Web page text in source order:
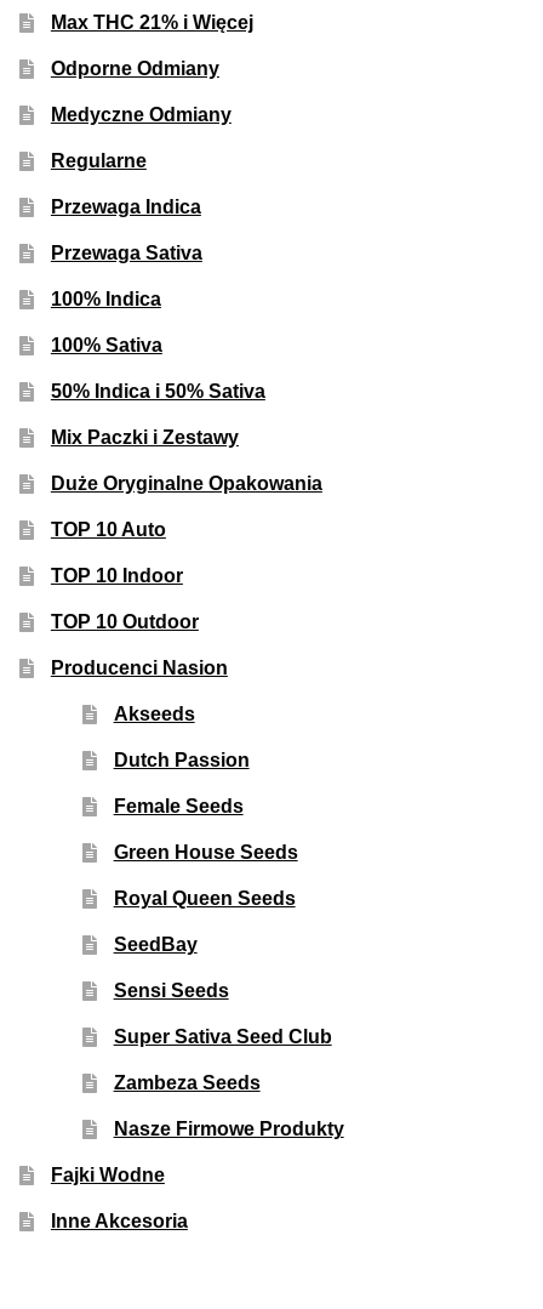
TOP 10 Outdoor
Fajki Wodne
Inne Akcesoria
Informacje
Blog
PROMOCJA 500 Plus
Harmonogram Outdoor
Formy i Koszt Wysyłki
Odbiór Osobisty
Max THC 21% i Więcej
Odporne Odmiany
Medyczne Odmiany
Regularne
Przewaga Indica
Przewaga Sativa
100% Indica
100% Sativa
50% Indica i 50% Sativa
Mix Paczki i Zestawy
Duże Oryginalne Opakowania
TOP 10 Auto
TOP 10 Indoor
TOP 10 Outdoor
Producenci Nasion
Akseeds
Dutch Passion
Female Seeds
Green House Seeds
Royal Queen Seeds
SeedBay
Sensi Seeds
Super Sativa Seed Club
Zambeza Seeds
Nasze Firmowe Produkty
Fajki Wodne
Inne Akcesoria